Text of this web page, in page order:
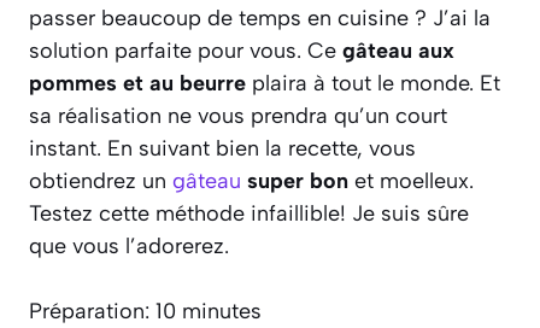
passer beaucoup de temps en cuisine ? J’ai la
solution parfaite pour vous. Ce gâteau aux
pommes et au beurre plaira à tout le monde. Et
sa réalisation ne vous prendra qu’un court
instant. En suivant bien la recette, vous
obtiendrez un gâteau super bon et moelleux.
Testez cette méthode infaillible! Je suis sûre
que vous l’adorerez.
Préparation: 10 minutes